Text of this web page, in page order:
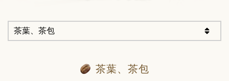
茶葉、茶包
茶葉、茶包